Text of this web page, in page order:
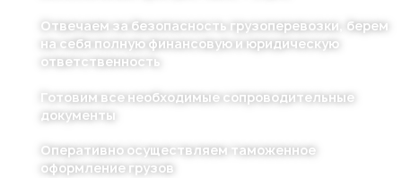
Отвечаем за безопасность грузоперевозки, берем
на себя полную финансовую и юридическую
ответственность
Готовим все необходимые сопроводительные
документы
Оперативно осуществляем таможенное
оформление грузов